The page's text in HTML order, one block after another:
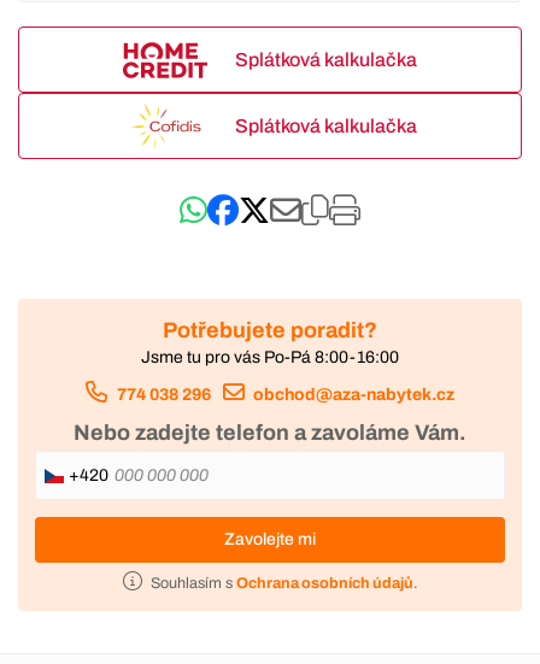
Splátková kalkulačka
Splátková kalkulačka
Potřebujete poradit?
Jsme tu pro vás Po-Pá 8:00-16:00
774 038 296 obchod@aza-nabytek.cz
Nebo zadejte telefon a zavoláme Vám.
+420
Zavolejte mi
Souhlasím s Ochrana osobních údajů.